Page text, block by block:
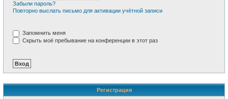
Забыли пароль?
Повторно выслать письмо для активации учётной записи
Запомнить меня
Скрыть моё пребывание на конференции в этот раз
Регистрация